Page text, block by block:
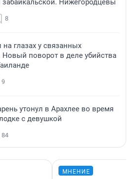
Нижегородцевы
8
глазах у связанных
Новый поворот в деле убийства
9
утонул в Арахлее во время
с девушкой
84
МНЕНИЕ